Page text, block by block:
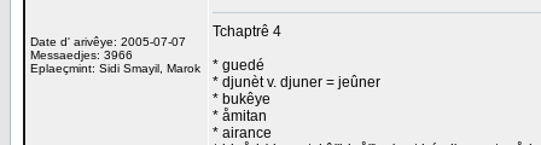
Date d' arivêye: 2005-07-07
Messaedjes: 3966
Eplaeçmint: Sidi Smayil, Marok
Tchaptrê 4
* guedé
* djunèt v. djuner = jeûner
* bukêye
* åmitan
* airance